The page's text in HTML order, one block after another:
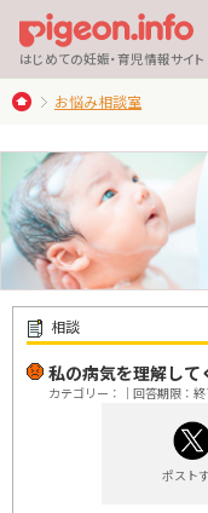
はじめての妊娠・育児情報サイト
お悩み相談室
相談
私の病気を理解して
カテゴリー：｜回答期限：
ポスト